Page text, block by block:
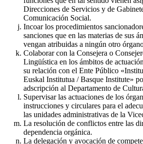
Direcciones de Servicios y de
Comunicación Social.
Incoar los procedimientos
sanciones que en las materias de sus
vengan atribuidas a ningún otro
Colaborar con la Consejera o
Lingüística en los ámbitos de
su relación con el Ente Público
Euskal Institutua / Basque Institute»
adscripción al Departamento de
Supervisar las actuaciones de los
instrucciones y circulares para el
las unidades administrativas de la
La resolución de conflictos entre las
dependencia orgánica.
La delegación y avocación de